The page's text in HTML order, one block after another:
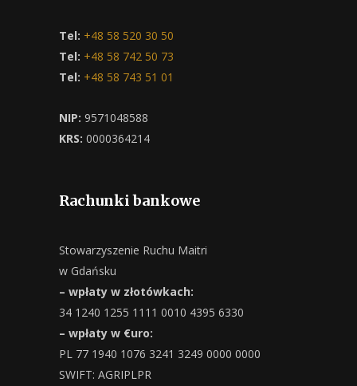
Tel: +48 58 520 30 50
Tel: +48 58 742 50 73
Tel: +48 58 743 51 01
NIP: 9571048588
KRS: 0000364214
Rachunki bankowe
Stowarzyszenie Ruchu Maitri
w Gdańsku
– wpłaty w złotówkach:
34 1240 1255 1111 0010 4395 6330
– wpłaty w €uro:
PL 77 1940 1076 3241 3249 0000 0000
SWIFT: AGRIPLPR